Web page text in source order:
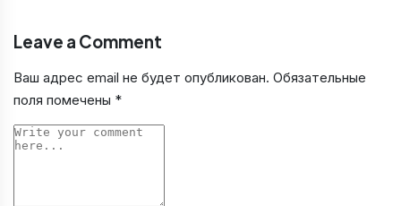
Leave a Comment
Ваш адрес email не будет опубликован. Обязательные
поля помечены *
Comment